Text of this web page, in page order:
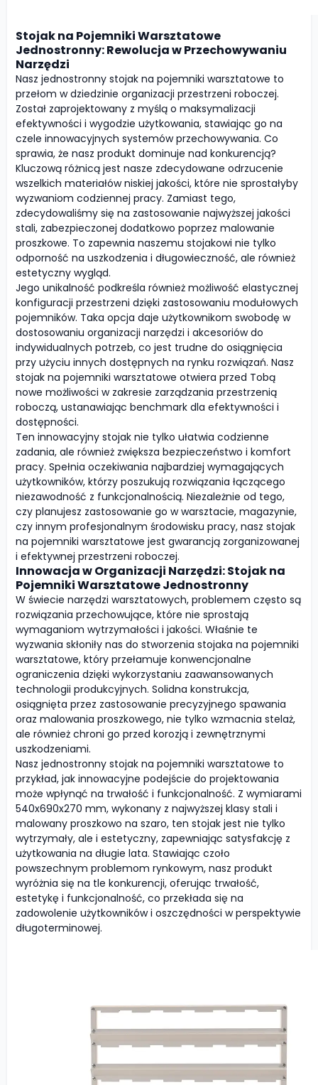
Stojak na Pojemniki Warsztatowe
Jednostronny: Rewolucja w Przechowywaniu
Narzędzi
Nasz jednostronny stojak na pojemniki warsztatowe to
przełom w dziedzinie organizacji przestrzeni roboczej.
Został zaprojektowany z myślą o maksymalizacji
efektywności i wygodzie użytkowania, stawiając go na
czele innowacyjnych systemów przechowywania. Co
sprawia, że nasz produkt dominuje nad konkurencją?
Kluczową różnicą jest nasze zdecydowane odrzucenie
wszelkich materiałów niskiej jakości, które nie sprostałyby
wyzwaniom codziennej pracy. Zamiast tego,
zdecydowaliśmy się na zastosowanie najwyższej jakości
stali, zabezpieczonej dodatkowo poprzez malowanie
proszkowe. To zapewnia naszemu stojakowi nie tylko
odporność na uszkodzenia i długowieczność, ale również
estetyczny wygląd.
Jego unikalność podkreśla również możliwość elastycznej
konfiguracji przestrzeni dzięki zastosowaniu modułowych
pojemników. Taka opcja daje użytkownikom swobodę w
dostosowaniu organizacji narzędzi i akcesoriów do
indywidualnych potrzeb, co jest trudne do osiągnięcia
przy użyciu innych dostępnych na rynku rozwiązań. Nasz
stojak na pojemniki warsztatowe otwiera przed Tobą
nowe możliwości w zakresie zarządzania przestrzenią
roboczą, ustanawiając benchmark dla efektywności i
dostępności.
Ten innowacyjny stojak nie tylko ułatwia codzienne
zadania, ale również zwiększa bezpieczeństwo i komfort
pracy. Spełnia oczekiwania najbardziej wymagających
użytkowników, którzy poszukują rozwiązania łączącego
niezawodność z funkcjonalnością. Niezależnie od tego,
czy planujesz zastosowanie go w warsztacie, magazynie,
czy innym profesjonalnym środowisku pracy, nasz stojak
na pojemniki warsztatowe jest gwarancją zorganizowanej
i efektywnej przestrzeni roboczej.
Innowacja w Organizacji Narzędzi: Stojak na
Pojemniki Warsztatowe Jednostronny
W świecie narzędzi warsztatowych, problemem często są
rozwiązania przechowujące, które nie sprostają
wymaganiom wytrzymałości i jakości. Właśnie te
wyzwania skłoniły nas do stworzenia stojaka na pojemniki
warsztatowe, który przełamuje konwencjonalne
ograniczenia dzięki wykorzystaniu zaawansowanych
technologii produkcyjnych. Solidna konstrukcja,
osiągnięta przez zastosowanie precyzyjnego spawania
oraz malowania proszkowego, nie tylko wzmacnia stelaż,
ale również chroni go przed korozją i zewnętrznymi
uszkodzeniami.
Nasz jednostronny stojak na pojemniki warsztatowe to
przykład, jak innowacyjne podejście do projektowania
może wpłynąć na trwałość i funkcjonalność. Z wymiarami
540x690x270 mm, wykonany z najwyższej klasy stali i
malowany proszkowo na szaro, ten stojak jest nie tylko
wytrzymały, ale i estetyczny, zapewniając satysfakcję z
użytkowania na długie lata. Stawiając czoło
powszechnym problemom rynkowym, nasz produkt
wyróżnia się na tle konkurencji, oferując trwałość,
estetykę i funkcjonalność, co przekłada się na
zadowolenie użytkowników i oszczędności w perspektywie
długoterminowej.